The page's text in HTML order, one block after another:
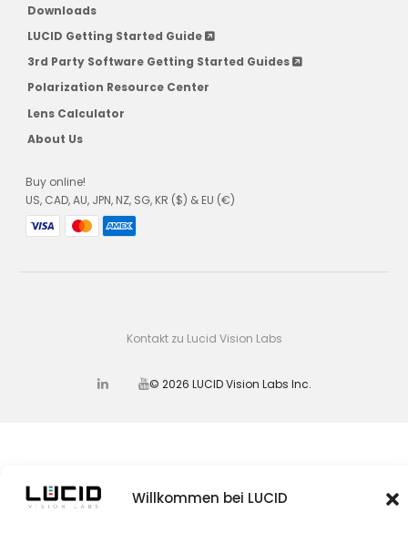
Willkommen bei LUCID
Downloads
LUCID Getting Started Guide
3rd Party Software Getting Started Guides
Polarization Resource Center
Lens Calculator
About Us
Buy online!
US, CAD, AU, JPN, NZ, SG, KR ($) & EU (€)
Kontakt zu Lucid Vision Labs
L
Y
© 2026 LUCID Vision Labs Inc.